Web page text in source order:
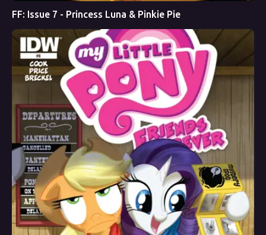
FF: Issue 7 - Princess Luna & Pinkie Pie